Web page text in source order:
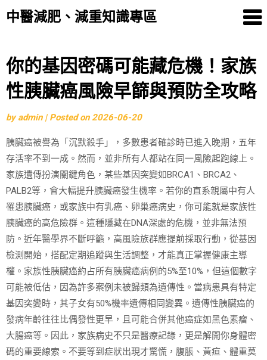
中醫減肥、減重知識專區
Skip
to
content
你的基因密碼可能藏危機！家族
性胰臟癌風險早篩與預防全攻略
byadmin | Posted on2026-06-20
胰臟癌被譽為「沉默殺手」，多數患者確診時已進入晚期，五年
存活率不到一成。然而，並非所有人都站在同一風險起跑線上。
家族遺傳扮演關鍵角色，某些基因突變如BRCA1、BRCA2、
PALB2等，會大幅提升胰臟癌發生機率。若你的直系親屬中有人
罹患胰臟癌，或家族中有乳癌、卵巢癌病史，你可能就是家族性
胰臟癌的高危險群。這種隱藏在DNA深處的危機，並非無法預
防。近年醫學界不斷呼籲，高風險族群應提前採取行動，從基因
檢測開始，搭配定期追蹤與生活調整，才能真正掌握健康主導
權。家族性胰臟癌約占所有胰臟癌病例的5%至10%，但這個數字
可能被低估，因為許多案例未被歸類為遺傳性。當病患具有特定
基因突變時，其子女有50%機率遺傳相同變異。遺傳性胰臟癌的
發病年齡往往比偶發性更早，且可能合併其他癌症如黑色素瘤、
大腸癌等。因此，家族病史不只是醫療記錄，更是解開你身體密
碼的重要線索。不要等到症狀出現才驚慌，腹脹、黃疸、體重莫